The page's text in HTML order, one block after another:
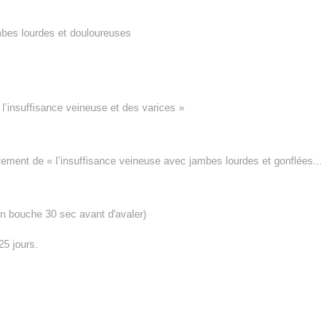
lourdes et douloureuses
veineuse et des varices »
de « l’insuffisance veineuse avec jambes lourdes et gonflées
bouche 30 sec avant d'avaler)
jours.